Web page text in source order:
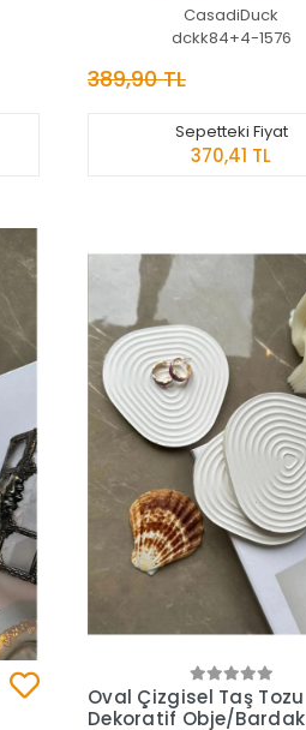
CasadiDuck
dckk84+4-1576
389,90 TL
Sepetteki Fiyat
370,41 TL
Sepete Ekle
Oval Çizgisel Taş Tozu
Dekoratif Obje/Bardak